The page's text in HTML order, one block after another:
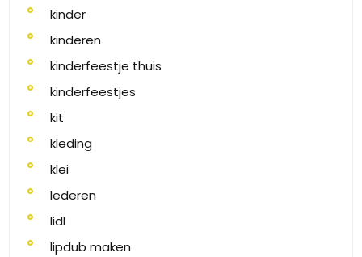
kinder
kinderen
kinderfeestje thuis
kinderfeestjes
kit
kleding
klei
lederen
lidl
lipdub maken